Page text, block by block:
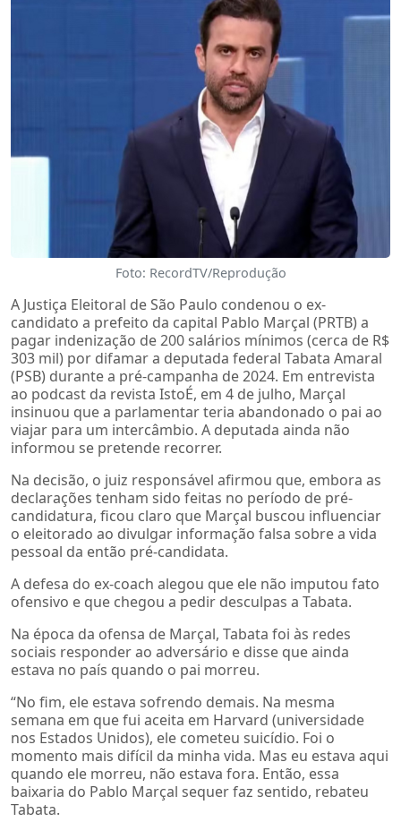
Foto: RecordTV/Reprodução
A Justiça Eleitoral de São Paulo condenou o ex-
candidato a prefeito da capital Pablo Marçal (PRTB) a
pagar indenização de 200 salários mínimos (cerca de R$
303 mil) por difamar a deputada federal Tabata Amaral
(PSB) durante a pré-campanha de 2024. Em entrevista
ao podcast da revista IstoÉ, em 4 de julho, Marçal
insinuou que a parlamentar teria abandonado o pai ao
viajar para um intercâmbio. A deputada ainda não
informou se pretende recorrer.
Na decisão, o juiz responsável afirmou que, embora as
declarações tenham sido feitas no período de pré-
candidatura, ficou claro que Marçal buscou influenciar
o eleitorado ao divulgar informação falsa sobre a vida
pessoal da então pré-candidata.
A defesa do ex-coach alegou que ele não imputou fato
ofensivo e que chegou a pedir desculpas a Tabata.
Na época da ofensa de Marçal, Tabata foi às redes
sociais responder ao adversário e disse que ainda
estava no país quando o pai morreu.
“No fim, ele estava sofrendo demais. Na mesma
semana em que fui aceita em Harvard (universidade
nos Estados Unidos), ele cometeu suicídio. Foi o
momento mais difícil da minha vida. Mas eu estava aqui
quando ele morreu, não estava fora. Então, essa
baixaria do Pablo Marçal sequer faz sentido, rebateu
Tabata.